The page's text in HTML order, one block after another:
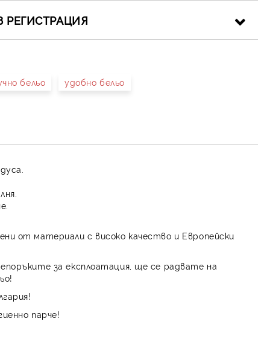
РЕГИСТРАЦИЯ
бельо удобно бельо
от материали с високо качество и Европейски
за експлоатация, ще се радвате на
парче!